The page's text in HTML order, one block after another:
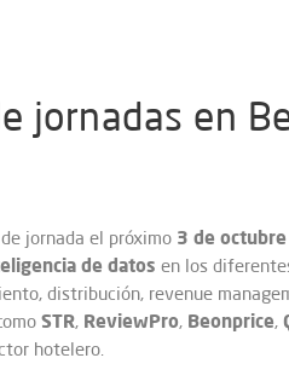
jornadas en
jornada el próximo 3 de octubre
de datos en los
distribución, revenue
STR, ReviewPro, Beonprice,
hotelero.